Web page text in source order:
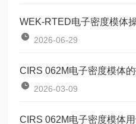
WEK-RTED电子密度模体
2026-06-29
CIRS 062M电子密度模体
2026-03-09